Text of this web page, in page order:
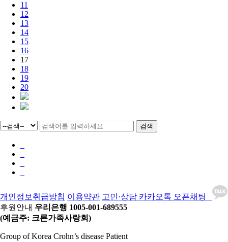
11
12
13
14
15
16
17
18
19
20
검색
개인정보취급방침 이용약관 고민·상담 카카오톡 오픈채팅
후원안내 우리은행 1005-001-689555
(예금주: 크론가족사랑회)
Group of Korea Crohn’s disease Patient